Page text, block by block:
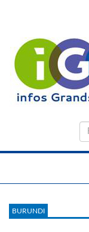
content
BURUNDI